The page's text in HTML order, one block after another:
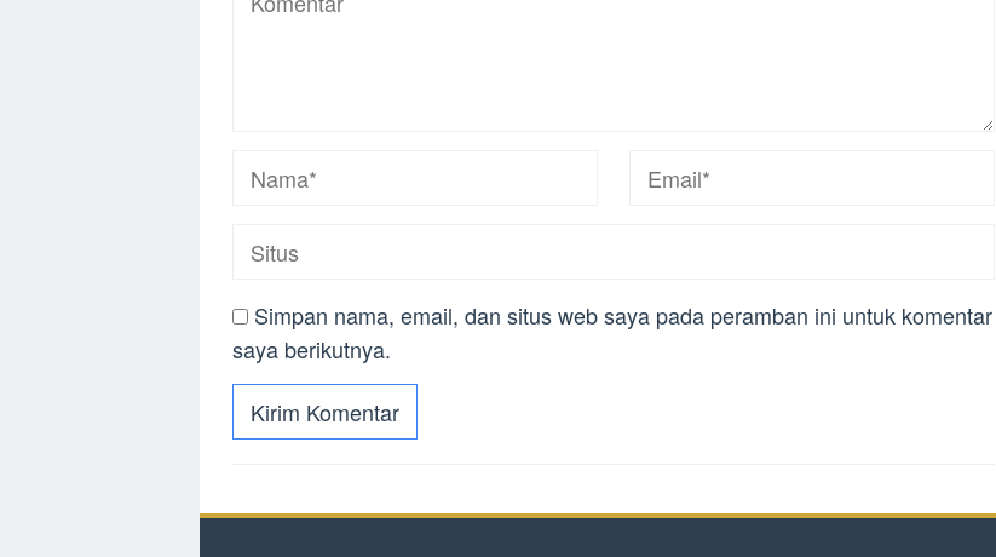
Simpan nama, email, dan situs web saya pada peramban ini untuk komentar
saya berikutnya.